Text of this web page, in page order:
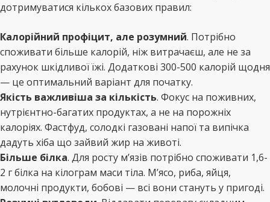
дотримуватися кількох базових правил:
Калорійний профіцит, але розумний. Потрібно
споживати більше калорій, ніж витрачаєш, але не за
рахунок шкідливої їжі. Додаткові 300-500 калорій щодня
— це оптимальний варіант для початку.
Якість важливіша за кількість. Фокус на поживних,
нутрієнтно-багатих продуктах, а не на порожніх
калоріях. Фастфуд, солодкі газовані напої та випічка
дадуть хіба що зайвий жир на животі.
Більше білка. Для росту м’язів потрібно споживати 1,6-
2 г білка на кілограм маси тіла. М’ясо, риба, яйця,
молочні продукти, бобові — всі вони стануть у пригоді.